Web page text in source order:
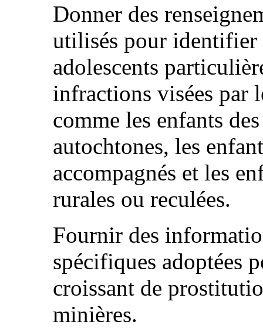
Donner des
utilisés pour identifier
adolescents
infractions visées par
comme les enfants
autochtones, les
accompagnés et les
rurales ou reculées.
Fournir des
spécifiques adoptées
croissant de
minières.